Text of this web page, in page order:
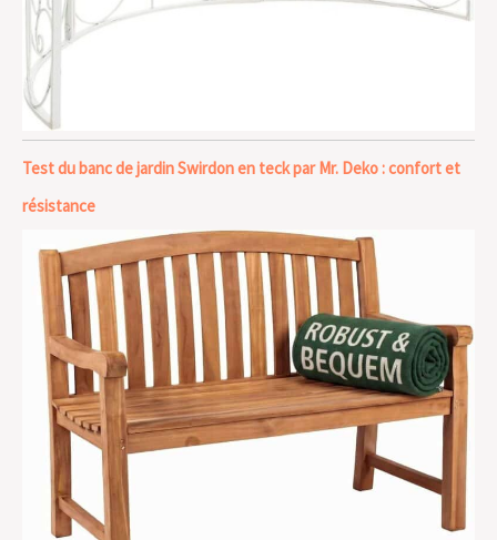
Test du banc de jardin Swirdon en teck par Mr. Deko : confort et
résistance